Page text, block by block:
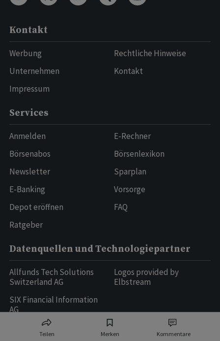
Teilen Merken Kommentare
Kontakt
Werbung
Unternehmen
Impressum
Rechtliche Hinweise
Kontakt
Services
Anmelden
Börsenabos
Newsletter
E-Banking
Depot eröffnen
Ratgeber
E-Rechner
Börsenlexikon
Sparplan
Vorsorge
FAQ
Datenquellen und Technologiepartner
Allfunds Tech Solutions
Switzerland AG
SIX Financial Information
AG
Logos provided by
Elbstream